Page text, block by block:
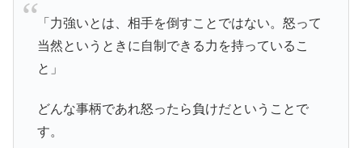
「力強いとは、相手を倒すことではない。怒って
当然というときに自制できる力を持っているこ
と」
どんな事柄であれ怒ったら負けだということで
す。